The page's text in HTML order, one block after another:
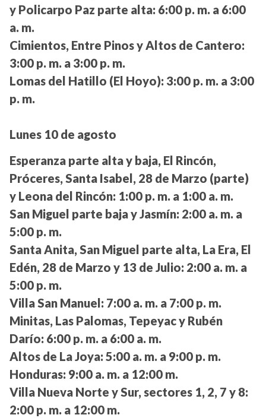
y Policarpo Paz parte alta: 6:00 p. m. a 6:00
a. m.
Cimientos, Entre Pinos y Altos de Cantero:
3:00 p. m. a 3:00 p. m.
Lomas del Hatillo (El Hoyo): 3:00 p. m. a 3:00
p. m.
Lunes 10 de agosto
Esperanza parte alta y baja, El Rincón,
Próceres, Santa Isabel, 28 de Marzo (parte)
y Leona del Rincón: 1:00 p. m. a 1:00 a. m.
San Miguel parte baja y Jasmín: 2:00 a. m. a
5:00 p. m.
Santa Anita, San Miguel parte alta, La Era, El
Edén, 28 de Marzo y 13 de Julio: 2:00 a. m. a
5:00 p. m.
Villa San Manuel: 7:00 a. m. a 7:00 p. m.
Minitas, Las Palomas, Tepeyac y Rubén
Darío: 6:00 p. m. a 6:00 a. m.
Altos de La Joya: 5:00 a. m. a 9:00 p. m.
Honduras: 9:00 a. m. a 12:00 m.
Villa Nueva Norte y Sur, sectores 1, 2, 7 y 8:
2:00 p. m. a 12:00 m.